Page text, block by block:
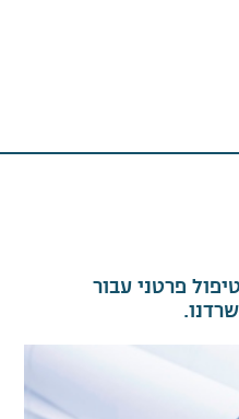
פרטני עבור